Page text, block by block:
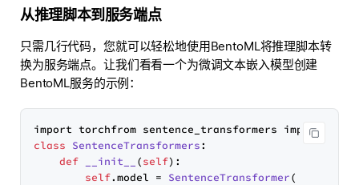
从推理脚本到服务端点
只需几行代码，您就可以轻松地使用BentoML将推理脚本转
换为服务端点。让我们看看一个为微调文本嵌入模型创建
BentoML服务的示例：
import torchfrom sentence_transformers import
class SentenceTransformers:
def
__init__ (self):
self.model = SentenceTransformer(